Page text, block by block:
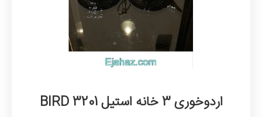
اردوخوری 3 خانه استیل BIRD 3201